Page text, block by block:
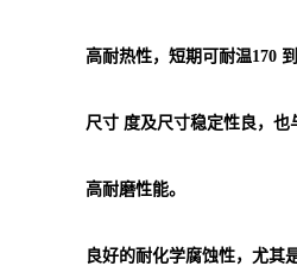
高耐热性，短期可耐温170
尺寸 度及尺寸稳定性良，也
高耐磨性能。
良好的耐化学腐蚀性，尤其